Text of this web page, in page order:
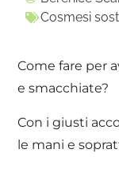
Cosmesi
Come fare per
e smacchiate?
Con i giusti
le mani e